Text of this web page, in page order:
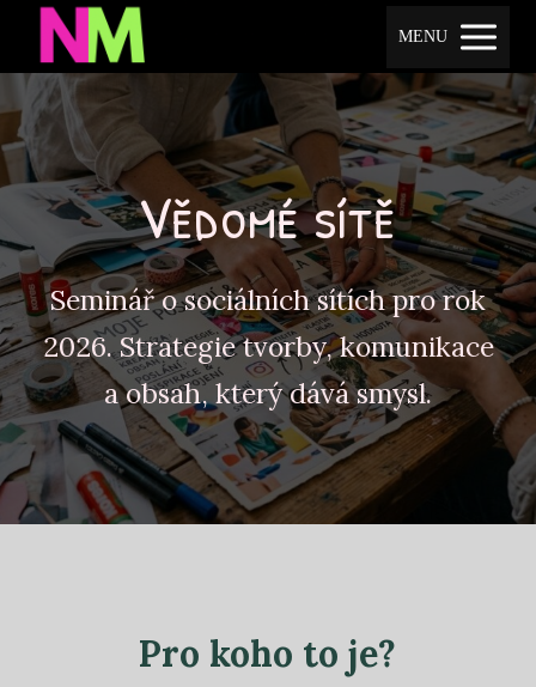
MENU
Vědomé sítě
Seminář o sociálních sítích pro rok
2026. Strategie tvorby, komunikace
a obsah, který dává smysl.
Pro koho to je?